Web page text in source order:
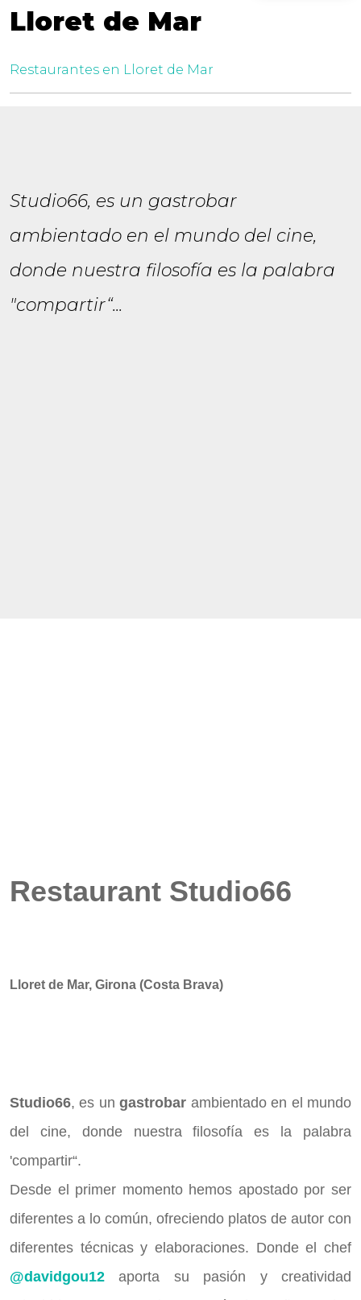
Lloret de Mar
Restaurantes en Lloret de Mar
Studio66, es un gastrobar
ambientado en el mundo del cine,
donde nuestra filosofía es la palabra
"compartir“...
Restaurant Studio66
Lloret de Mar, Girona (Costa Brava)
Studio66, es ungastrobar ambientado en el mundo
del cine, donde nuestra filosofía es la palabra
'compartir“.
Desde el primer momento hemos apostado por ser
diferentes a lo común, ofreciendo platos de autor con
diferentes técnicas y elaboraciones. Donde el chef
@davidgou12 aporta su pasión y creatividad